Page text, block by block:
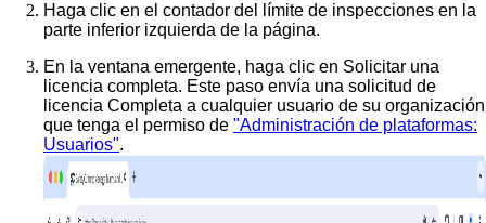
Haga clic en el contador del límite de inspecciones en la
parte inferior izquierda de la página.
En la ventana emergente, haga clic en Solicitar una
licencia completa. Este paso envía una solicitud de
licencia Completa a cualquier usuario de su organización
que tenga el permiso de "Administración de plataformas:
Usuarios".